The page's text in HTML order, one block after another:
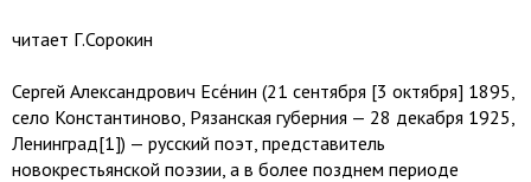
читает Г.Сорокин
Сергей Александрович Есе́нин (21 сентября [3 октября] 1895,
село Константиново, Рязанская губерния — 28 декабря 1925,
Ленинград[1]) — русский поэт, представитель
новокрестьянской поэзии, а в более позднем периоде